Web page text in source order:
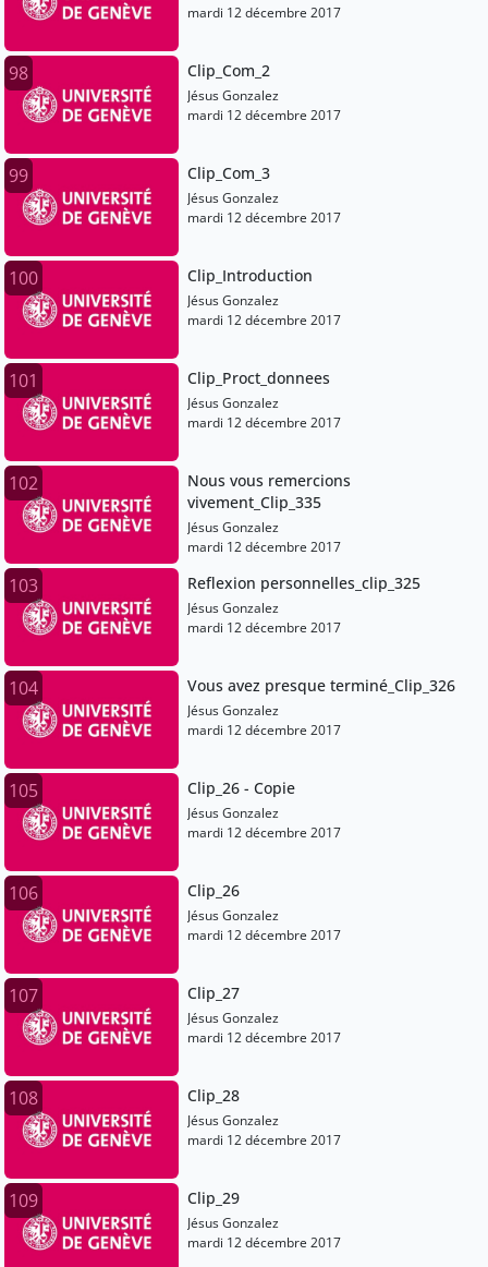
mardi 12 décembre 2017
98 Clip_Com_2
Jésus Gonzalez
mardi 12 décembre 2017
99 Clip_Com_3
Jésus Gonzalez
mardi 12 décembre 2017
100 Clip_Introduction
Jésus Gonzalez
mardi 12 décembre 2017
101 Clip_Proct_donnees
Jésus Gonzalez
mardi 12 décembre 2017
102
Nous vous remercions
vivement_Clip_335
Jésus Gonzalez
mardi 12 décembre 2017
103 Reflexion personnelles_clip_325
Jésus Gonzalez
mardi 12 décembre 2017
104 Vous avez presque terminé_Clip_326
Jésus Gonzalez
mardi 12 décembre 2017
105 Clip_26 - Copie
Jésus Gonzalez
mardi 12 décembre 2017
106 Clip_26
Jésus Gonzalez
mardi 12 décembre 2017
107 Clip_27
Jésus Gonzalez
mardi 12 décembre 2017
108 Clip_28
Jésus Gonzalez
mardi 12 décembre 2017
109 Clip_29
Jésus Gonzalez
mardi 12 décembre 2017